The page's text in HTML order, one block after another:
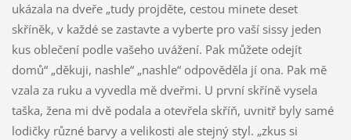
ukázala na dveře „tudy projděte, cestou minete deset
skříněk, v každé se zastavte a vyberte pro vaší sissy jeden
kus oblečení podle vašeho uvážení. Pak můžete odejít
domů“ „děkuji, nashle“ „nashle“ odpověděla jí ona. Pak mě
vzala za ruku a vyvedla mě dveřmi. U první skříně vysela
taška, žena mi dvě podala a otevřela skříň, uvnitř byly samé
lodičky různé barvy a velikosti ale stejný styl. „zkus si